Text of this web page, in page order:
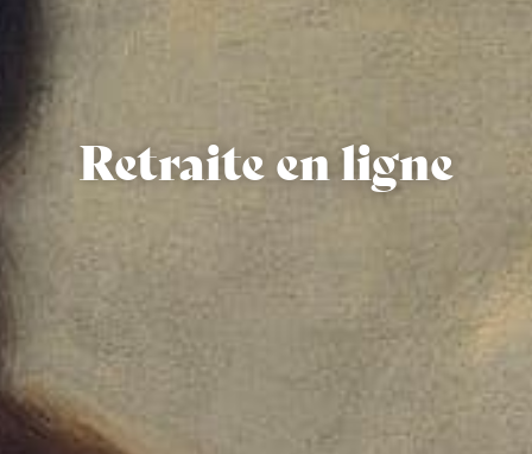
Retraite en ligne